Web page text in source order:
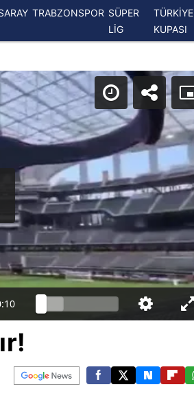
TRABZONSPOR SÜPER
LİG
TÜRKİYE
KUPASI